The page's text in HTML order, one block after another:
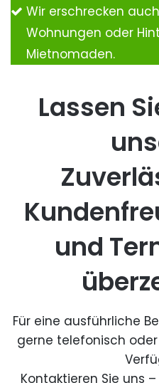
Wir erschrecken
Wohnungen oder
Mietnomaden.
Lassen
und
Für eine ausführliche
gerne telefonisch
Kontaktieren Sie uns